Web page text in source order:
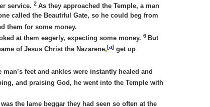
service. 2 As they approached the Temple, a man
called the Beautiful Gate, so he could beg from
them for some money.
at them eagerly, expecting some money. 6 But
of Jesus Christ the Nazarene,[a] get up
feet and ankles were instantly healed and
and praising God, he went into the Temple with
the lame beggar they had seen so often at the